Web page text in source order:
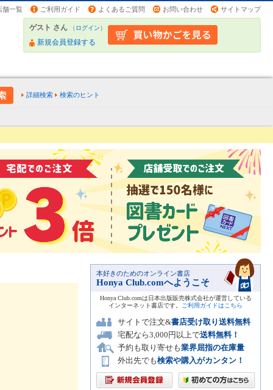
舗一覧 ご利用ガイド よくあるご質問 お問い合わせ サイトマップ
ゲスト さん （ログイン）
新規会員登録する
詳細検索 検索のヒント
本好きのためのオンライン書店
Honya Club.comへようこそ
Honya Club.comは日本出版販売株式会社が運営している
インターネット書店です。
ご利用ガイドはこちら
サイトで注文&書店受け取り送料無料
宅配なら3,000円以上で送料無料！
予約も取り寄せも業界屈指の在庫量
外出先でも検索や購入がカンタン！